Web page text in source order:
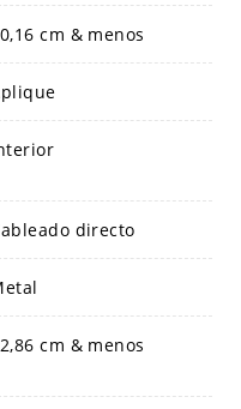
cm & menos
directo
cm & menos